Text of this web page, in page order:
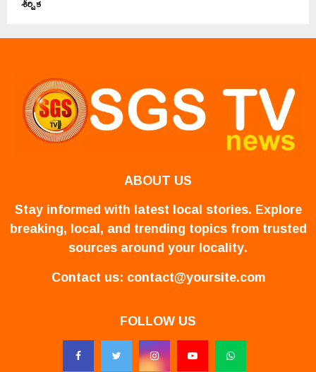
ABOUT US
Stay informed with latest local stories. Explore
breaking, local, and trending topics from trusted
sources around your locality.
Contact us: contact@yoursite.com
FOLLOW US